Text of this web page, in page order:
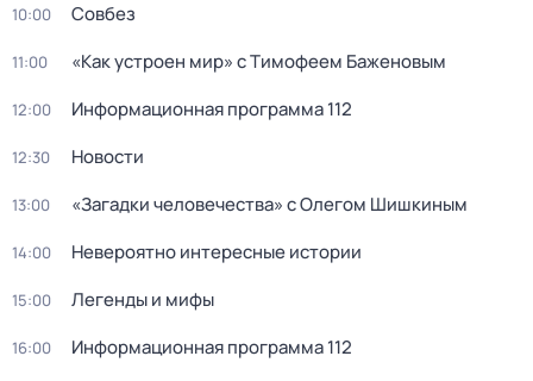
10:00 Совбез
11:00 «Как устроен мир» с Тимофеем Баженовым
12:00 Информационная программа 112
12:30 Новости
13:00 «Загадки человечества» с Олегом Шишкиным
14:00 Невероятно интересные истории
15:00 Легенды и мифы
16:00 Информационная программа 112